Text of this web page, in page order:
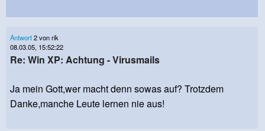
Antwort2 von rik
08.03.05, 15:52:22
Re: Win XP: Achtung - Virusmails
Ja mein Gott,wer macht denn sowas auf? Trotzdem
Danke,manche Leute lernen nie aus!